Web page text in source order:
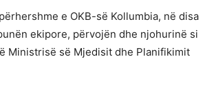
e OKB-së Kollumbia, në disa
ekipore, përvojën dhe njohurinë si
Ministrisë së Mjedisit dhe Planifikimit